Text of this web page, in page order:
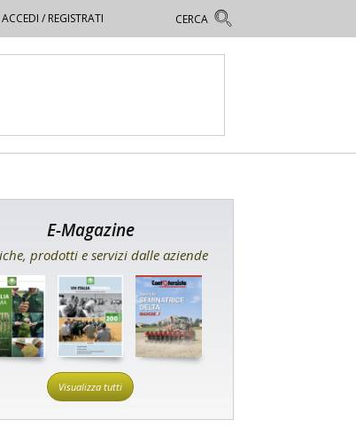
ACCEDI / REGISTRATI
E-Magazine
prodotti e servizi dalle aziende
Visualizza tutti